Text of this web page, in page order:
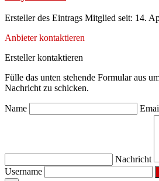
Ersteller des Eintrags Mitglied seit: 14.
Anbieter kontaktieren
Ersteller kontaktieren
Fülle das unten stehende Formular aus
Nachricht zu schicken.
Name
Nachricht
Username